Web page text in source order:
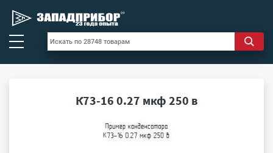
К73-16 0.27 мкф 250 в